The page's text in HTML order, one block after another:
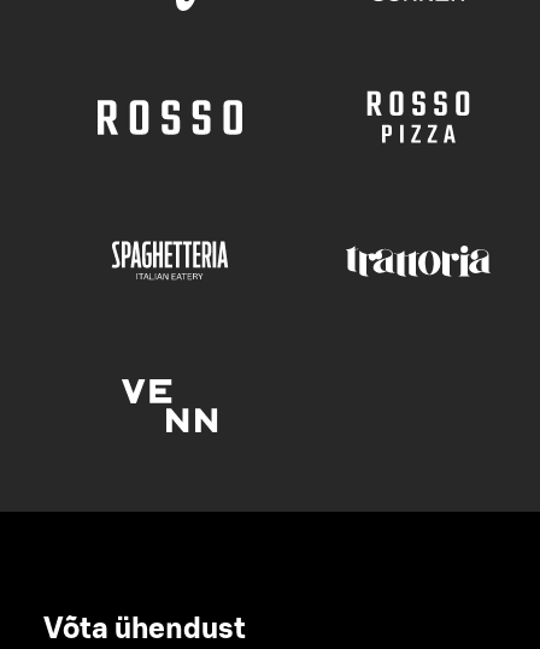
Võta ühendust